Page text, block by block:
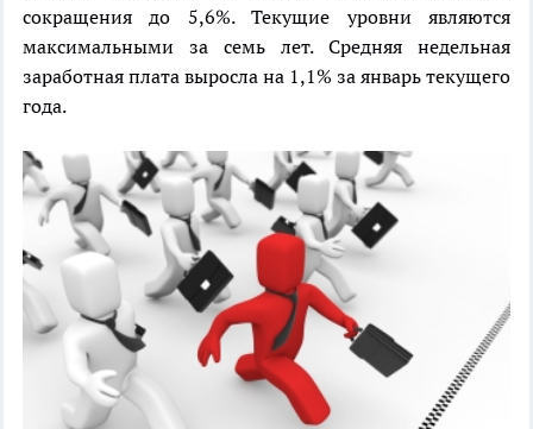
сокращения до 5,6%. Текущие уровни являются
максимальными за семь лет. Средняя недельная
заработная плата выросла на 1,1% за январь текущего
года.